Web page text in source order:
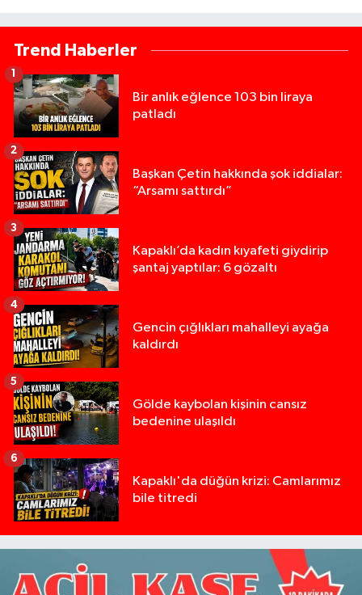
Trend Haberler
Bir anlık eğlence 103 bin liraya
patladı
1
Başkan Çetin hakkında şok iddialar:
“Arsamı sattırdı”
2
Kapaklı’da kadın kıyafeti giydirip
şantaj yaptılar: 6 gözaltı
3
Gencin çığlıkları mahalleyi ayağa
kaldırdı
4
Gölde kaybolan kişinin cansız
bedenine ulaşıldı
5
Kapaklı'da düğün krizi: Camlarımız
bile titredi
6